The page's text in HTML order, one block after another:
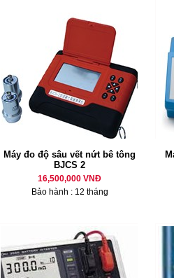
Máy đo độ sâu vết nứt bê tông
BJCS 2
16,500,000 VNĐ
Bảo hành : 12 tháng